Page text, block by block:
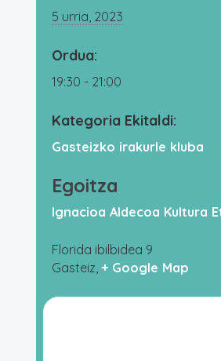
5 urria, 2023
Ordua:
19:30 - 21:00
Kategoria Ekitaldi:
Gasteizko irakurle kluba
Egoitza
Ignacioa Aldecoa Kultura
Florida ibilbidea 9
Gasteiz + Google Map